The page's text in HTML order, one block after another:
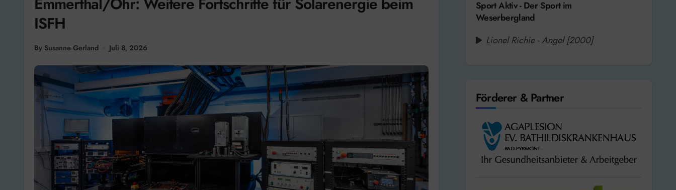
ISFH
By Susanne Gerland Juli 8, 2026
Sport Aktiv - Der Sport im
Weserbergland
Lionel Richie - Angel [2000]
Förderer & Partner